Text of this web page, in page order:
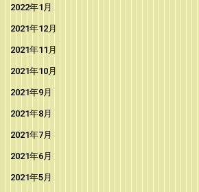
2022年1月
2021年12月
2021年11月
2021年10月
2021年9月
2021年8月
2021年7月
2021年6月
2021年5月